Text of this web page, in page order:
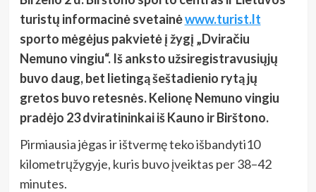
turistų informacinė svetainėwww.turist.lt
sporto mėgėjus pakvietė į žygį „Dviračiu
Nemuno vingiu“. Iš anksto užsiregistravusiųjų
buvo daug, bet lietingą šeštadienio rytą jų
gretos buvo retesnės. Kelionę Nemuno vingiu
pradėjo 23 dviratininkai iš Kauno ir Birštono.
Pirmiausia jėgas ir ištvermę teko išbandyti10
kilometrųžygyje, kuris buvo įveiktas per 38–42
minutes.